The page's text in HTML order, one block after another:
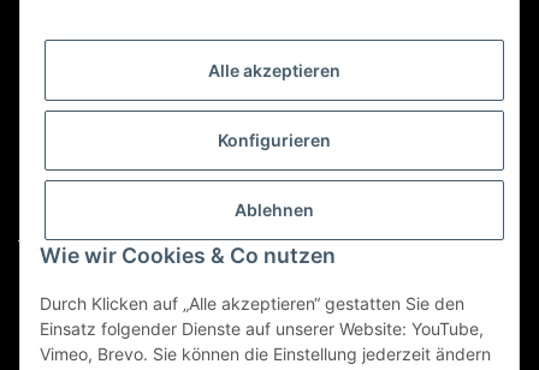
Alle akzeptieren
Konfigurieren
Ablehnen
Wie wir Cookies & Co nutzen
Durch Klicken auf „Alle akzeptieren“ gestatten Sie den
Einsatz folgender Dienste auf unserer Website: YouTube,
Vimeo, Brevo. Sie können die Einstellung jederzeit ändern
Für Custom Anfragen und Custom Bestellungen auch
custom@htr-shop.com
Für Trikot-Anfragen und Bestellungen
teamwear@htr-shop.com
Für Reklamationen und Retouren